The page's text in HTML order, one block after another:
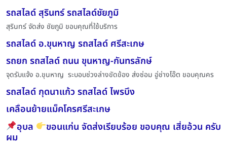
รถสไลด์ สุรินทร์ รถสไลด์ชัยภูมิ
สุรินทร์ จัดส่ง ชัยภูมิ ขอบคุณที่ใช้บริการ
รถสไลด์ อ.ขุนหาญ รถสไลด์ ศรีสะเกษ
รถยก รถสไลด์ ถนน ขุนหาญ-กันทรลักษ์
จุดรับแจ้ง อ.ขุนหาญ ระบอบช่วงล่างขัดข้อง ส่งซ่อม อู่ช่างโอ๊ต ขอบคุณคร
รถสไลด์ กุดนาแก้ว รถสไลด์ ไพรบึง
เคลื่อนย้ายแม็คโครศรีสะเกษ
อุบล
ขอนแก่น จัดส่งเรียบร้อย ขอบคุณ เสี่ยอ้วน ครับ
ผม